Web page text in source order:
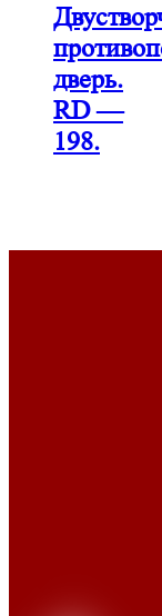
дверь.
RD —
198.